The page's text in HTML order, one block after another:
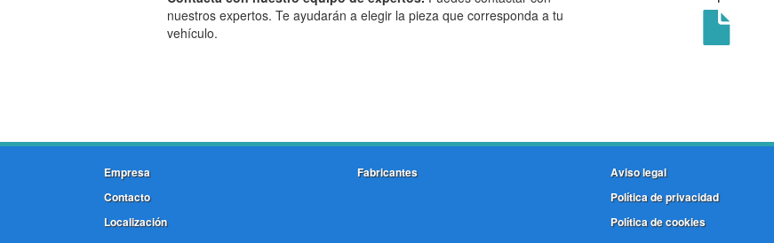
nuestros expertos. Te ayudarán a elegir la pieza que corresponda a tu
vehículo.
Empresa
Contacto
Localización
Fabricantes
Aviso legal
Política de privacidad
Política de cookies